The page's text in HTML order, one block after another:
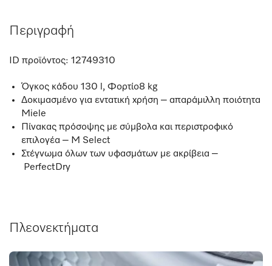
Περιγραφή
ID προϊόντος: 12749310
Όγκος κάδου 130 l, Φορτίο8 kg
Δοκιμασμένο για εντατική χρήση – απαράμιλλη ποιότητα
Miele
Πίνακας πρόσοψης με σύμβολα και περιστροφικό
επιλογέα – M Select
Στέγνωμα όλων των υφασμάτων με ακρίβεια –
PerfectDry
Πλεονεκτήματα